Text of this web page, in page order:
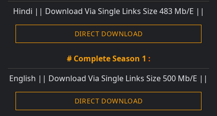
Hindi || Download Via Single Links Size 483 Mb/E ||
DIRECT DOWNLOAD
# Complete Season 1 :
English || Download Via Single Links Size 500 Mb/E ||
DIRECT DOWNLOAD